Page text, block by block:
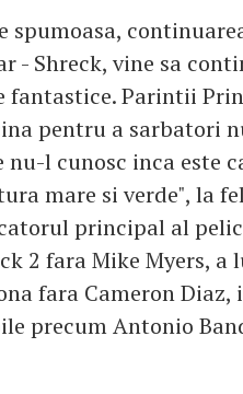
spumoasa,
- Shreck, vine sa
fantastice. Parintii
pentru a sarbatori
l cunosc inca este
mare si verde", la
principal al
2 fara Mike Myers, a
fara Cameron Diaz,
precum Antonio